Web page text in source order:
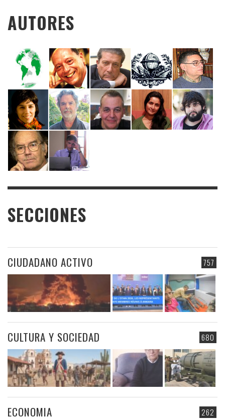
AUTORES
SECCIONES
757
CIUDADANO ACTIVO
680
CULTURA Y SOCIEDAD
262
ECONOMIA